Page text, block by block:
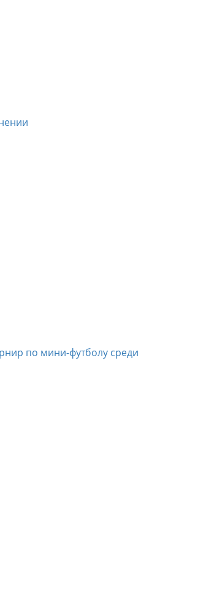
по мини-футболу среди